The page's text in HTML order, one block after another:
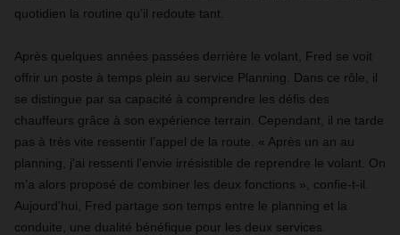
quotidien la routine qu'il redoute tant.
Après quelques années passées derrière le volant, Fred se voit
offrir un poste à temps plein au service Planning. Dans ce rôle, il
se distingue par sa capacité à comprendre les défis des
chauffeurs grâce à son expérience terrain. Cependant, il ne tarde
pas à très vite ressentir l’appel de la route. « Après un an au
planning, j'ai ressenti l'envie irrésistible de reprendre le volant. On
m’a alors proposé de combiner les deux fonctions », confie-t-il.
Aujourd'hui, Fred partage son temps entre le planning et la
conduite, une dualité bénéfique pour les deux services.